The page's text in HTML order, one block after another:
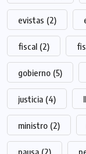
evistas (2)
fiscal (2)
gobierno (5)
justicia (4)
ministro (2)